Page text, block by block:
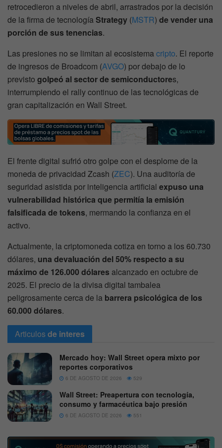
retrocedieron a niveles de abril, arrastrados por la decisión
de la firma de tecnologíaStrategy (MSTR) de vender una
porción de sus tenencias.
Las presiones no se limitan al ecosistemacripto. El reporte
de ingresos de Broadcom (AVGO) por debajo de lo
previsto golpeó al sector de semiconductores,
interrumpiendo el rally continuo de las tecnológicas de
gran capitalización en Wall Street.
El frente digital sufrió otro golpe con el desplome de la
moneda de privacidad Zcash (ZEC). Una auditoría de
seguridad asistida por inteligencia artificial expuso una
vulnerabilidad histórica que permitía la emisión
falsificada de tokens, mermando la confianza en el
activo.
Actualmente, la criptomoneda cotiza en torno a los 60.730
dólares, una devaluación del 50% respecto a su
máximo de 126.000 dólares alcanzado en octubre de
2025. El precio de la divisa digital tambalea
peligrosamente cerca de la barrera psicológica de los
60.000 dólares.
Articulosde interes
Mercado hoy: Wall Street opera mixto por
reportes corporativos
6 DE AGOSTO DE 2026 529
Wall Street: Preapertura con tecnología,
consumo y farmacéutica bajo presión
6 DE AGOSTO DE 2026 551